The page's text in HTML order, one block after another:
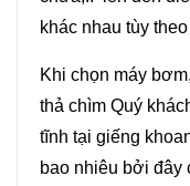
khác nhau tùy
Khi chọn máy
thả chìm Quý
tĩnh tại giếng
bao nhiêu bởi đây